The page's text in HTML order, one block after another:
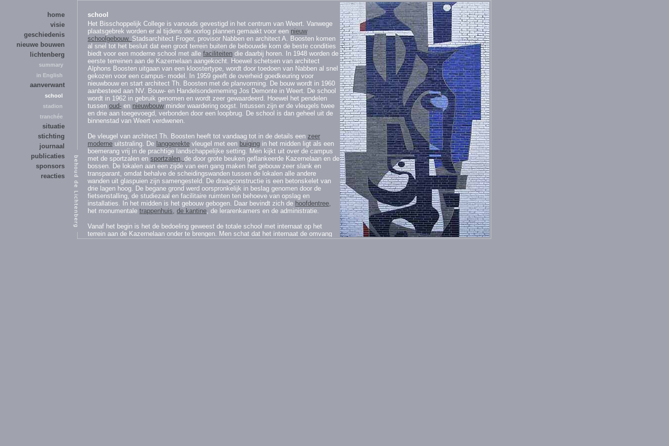
home
visie
geschiedenis
nieuwe bouwen
lichtenberg
summary
in English
aanverwant
school
stadion
tranchée
situatie
stichting
journaal
publicaties
sponsors
reacties
school
Het Bisschoppelijk College is vanouds gevestigd in het centrum van Weert. Vanwege
plaatsgebrek worden er al tijdens de oorlog plannen gemaakt voor een nieuw
schoolgebouw. Stadsarchitect Froger, provisor Nabben en architect A. Boosten komen
al snel tot het besluit dat een groot terrein buiten de bebouwde kom de beste condities
biedt voor een moderne school met alle faciliteiten die daarbij horen. In 1948 worden de
eerste terreinen aan de Kazernelaan aangekocht. Hoewel schetsen van architect
Alphons Boosten uitgaan van een kloostertype, wordt door toedoen van Nabben al snel
gekozen voor een campus- model. In 1959 geeft de overheid goedkeuring voor
nieuwbouw en start architect Th. Boosten met de planvorming. De bouw wordt in 1960
aanbesteed aan NV. Bouw- en Handelsonderneming Jos Demonte in Weert. De school
wordt in 1962 in gebruik genomen en wordt zeer gewaardeerd. Hoewel het pendelen
tussen oud- en nieuwbouwminder waardering oogst. Intussen zijn er de vleugels twee
en drie aan toegevoegd, verbonden door een loopbrug. De school is dan geheel uit de
binnenstad van Weert verdwenen.
De vleugel van architect Th. Boosten heeft tot vandaag tot in de details een zeer
moderne uitstraling. De langgerekte vleugel met een buiging in het midden ligt als een
boemerang vrij in de prachtige landschappelijke setting. Men kijkt uit over de campus
met de sportzalen en sportzalen, de door grote beuken geflankeerde Kazernelaan en de
bossen. De lokalen aan een zijde van een gang maken het gebouw zeer slank en
transparant, omdat behalve de scheidingswanden tussen de lokalen alle andere
wanden uit glaspuien zijn samengesteld. De draagconstructie is een betonskelet van
drie lagen hoog. De begane grond werd oorspronkelijk in beslag genomen door de
fietsenstalling, de studiezaal en facilitaire ruimten ten behoeve van opslag en
installaties. In het midden is het gebouw gebogen. Daar bevindt zich de hoofdentree,
het monumentale trappenhuis, de kantine, de lerarenkamers en de administratie.
Vanaf het begin is het de bedoeling geweest de totale school met internaat op het
terrein aan de Kazernelaan onder te brengen. Men schat dat het internaat de omvang
van vijfhonderd leerlingen zal kunnen krijgen. Het is echter sindsdien alleen maar